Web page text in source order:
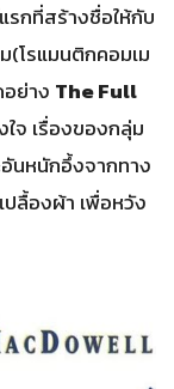
กที่สร้างชื่อให้กับ
(โรแมนติกคอมเม
ย่าง The Full
จ เรื่องของกลุ่ม
นหนักอึ้งจากทาง
ลื้องผ้า เพื่อหวัง